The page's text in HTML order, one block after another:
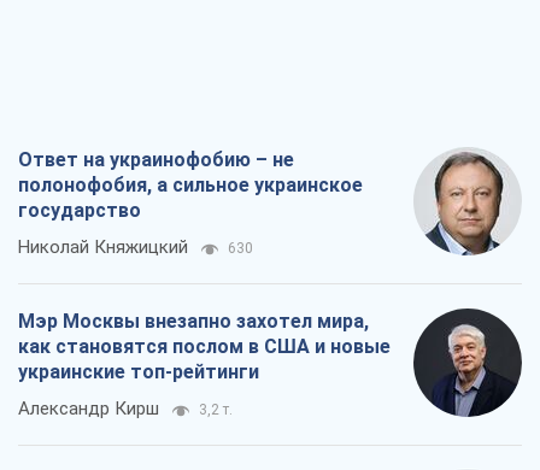
Ответ на украинофобию – не
полонофобия, а сильное украинское
государство
Николай Княжицкий 630
Мэр Москвы внезапно захотел мира,
как становятся послом в США и новые
украинские топ-рейтинги
Александр Кирш 3,2 т.